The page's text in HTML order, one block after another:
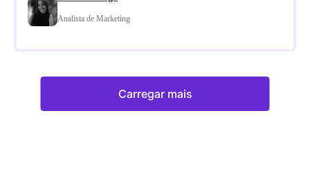
Analista de Marketing
Carregar mais